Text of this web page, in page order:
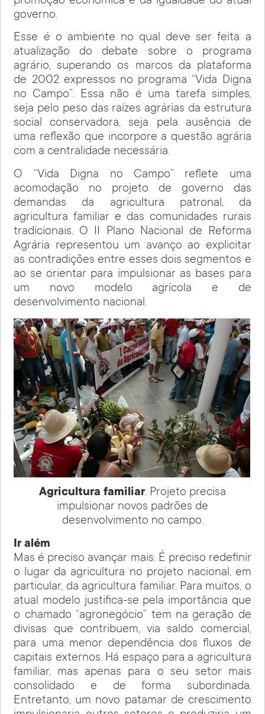
governo.
Esse é o ambiente no qual deve ser feita a
atualização do debate sobre o programa
agrário, superando os marcos da plataforma
de 2002 expressos no programa “Vida Digna
no Campo”. Essa não é uma tarefa simples,
seja pelo peso das raízes agrárias da estrutura
social conservadora, seja pela ausência de
uma reflexão que incorpore a questão agrária
com a centralidade necessária.
O “Vida Digna no Campo” reflete uma
acomodação no projeto de governo das
demandas da agricultura patronal, da
agricultura familiar e das comunidades rurais
tradicionais. O II Plano Nacional de Reforma
Agrária representou um avanço ao explicitar
as contradições entre esses dois segmentos e
ao se orientar para impulsionar as bases para
um novo modelo agrícola e de
desenvolvimento nacional.
Agricultura familiar. Projeto precisa
impulsionar novos padrões de
desenvolvimento no campo.
Ir além
Mas é preciso avançar mais. É preciso redefinir
o lugar da agricultura no projeto nacional, em
particular, da agricultura familiar. Para muitos, o
atual modelo justifica-se pela importância que
o chamado “agronegócio” tem na geração de
divisas que contribuem, via saldo comercial,
para uma menor dependência dos fluxos de
capitais externos. Há espaço para a agricultura
familiar, mas apenas para o seu setor mais
consolidado e de forma subordinada.
Entretanto, um novo patamar de crescimento